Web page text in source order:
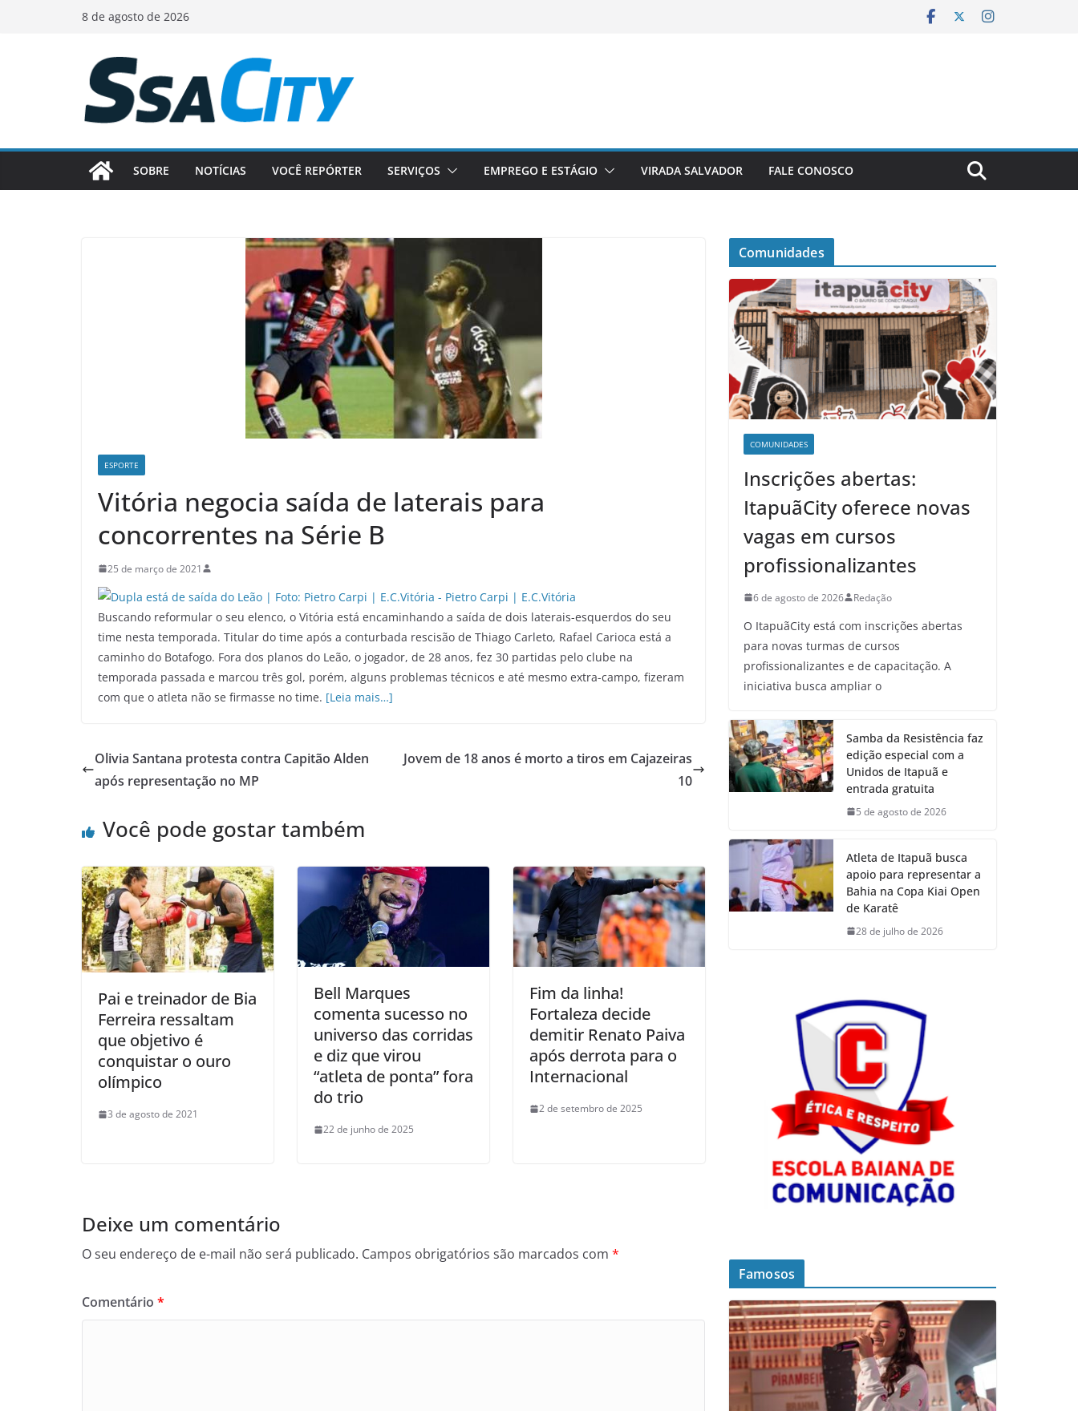
8 de agosto de 2026
SOBRE NOTÍCIAS VOCÊ REPÓRTER SERVIÇOS EMPREGO E ESTÁGIO VIRADA SALVADOR FALE CONOSCO
ESPORTE
Vitória negocia saída de laterais para
concorrentes na Série B
25 de março de 2021
Buscando reformular o seu elenco, o Vitória está encaminhando a saída de dois laterais-esquerdos do seu
time nesta temporada. Titular do time após a conturbada rescisão de Thiago Carleto, Rafael Carioca está a
caminho do Botafogo. Fora dos planos do Leão, o jogador, de 28 anos, fez 30 partidas pelo clube na
temporada passada e marcou três gol, porém, alguns problemas técnicos e até mesmo extra-campo, fizeram
com que o atleta não se firmasse no time. [Leia mais…]
Olivia Santana protesta contra Capitão Alden
após representação no MP
Jovem de 18 anos é morto a tiros em Cajazeiras
10
Você pode gostar também
Pai e treinador de Bia
Ferreira ressaltam
que objetivo é
conquistar o ouro
olímpico
3 de agosto de 2021
Bell Marques
comenta sucesso no
universo das corridas
e diz que virou
“atleta de ponta” fora
do trio
22 de junho de 2025
Fim da linha!
Fortaleza decide
demitir Renato Paiva
após derrota para o
Internacional
2 de setembro de 2025
Deixe um comentário
O seu endereço de e-mail não será publicado. Campos obrigatórios são marcados com *
Comentário *
Comunidades
COMUNIDADES
Inscrições abertas:
ItapuãCity oferece novas
vagas em cursos
profissionalizantes
6 de agosto de 2026 Redação
O ItapuãCity está com inscrições abertas
para novas turmas de cursos
profissionalizantes e de capacitação. A
iniciativa busca ampliar o
Samba da Resistência faz
edição especial com a
Unidos de Itapuã e
entrada gratuita
5 de agosto de 2026
Atleta de Itapuã busca
apoio para representar a
Bahia na Copa Kiai Open
de Karatê
28 de julho de 2026
Famosos